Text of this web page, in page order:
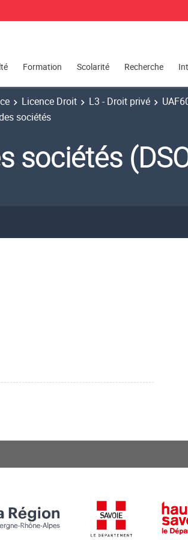
Formation Scolarité Recherche
Licence Droit L3 - Droit privé
sociétés
sociétés